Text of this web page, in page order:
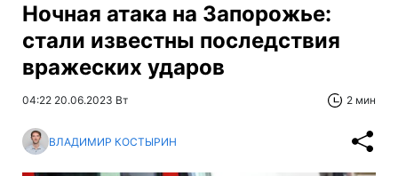
Ночная атака на Запорожье:
стали известны последствия
вражеских ударов
04:22 20.06.2023 Вт 2 мин
ВЛАДИМИР КОСТЫРИН